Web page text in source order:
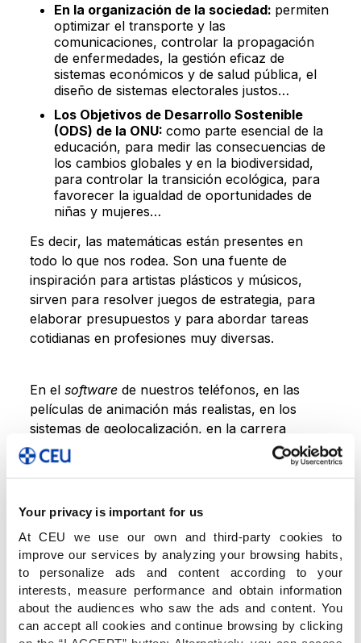
Your privacy is important for us
At CEU we use our own and third-party cookies to
improve our services by analyzing your browsing habits,
to personalize ads and content according to your
interests, measure performance and obtain information
about the audiences who saw the ads and content. You
can accept all cookies and continue browsing by clicking
En la organización de la sociedad: permiten
optimizar el transporte y las
comunicaciones, controlar la propagación
de enfermedades, la gestión eficaz de
sistemas económicos y de salud pública, el
diseño de sistemas electorales justos…
Los Objetivos de Desarrollo Sostenible
(ODS) de la ONU: como parte esencial de la
educación, para medir las consecuencias de
los cambios globales y en la biodiversidad,
para controlar la transición ecológica, para
favorecer la igualdad de oportunidades de
niñas y mujeres…
Es decir, las matemáticas están presentes en
todo lo que nos rodea. Son una fuente de
inspiración para artistas plásticos y músicos,
sirven para resolver juegos de estrategia, para
elaborar presupuestos y para abordar tareas
cotidianas en profesiones muy diversas.
En el softwarede nuestros teléfonos, en las
películas de animación más realistas, en los
sistemas de geolocalización, en la carrera
espacial… Definitivamente, las matemáticas están
en todas partes. Por eso tienen un papel muy
el contexto de las
competencias
ArtyMathematics).
Imprescindibles para el
futuro universitario y profesional de nuestro
alumnado, permiten desarrollar de forma
transversal habilidades muy valiosas en el
entorno de la ciencia, la tecnología, la ingeniería,